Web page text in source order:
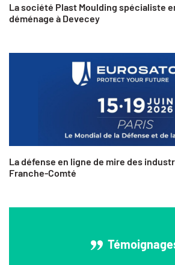
La société Plast Moulding spécialiste
déménage à Devecey
La défense en ligne de mire des
Franche-Comté